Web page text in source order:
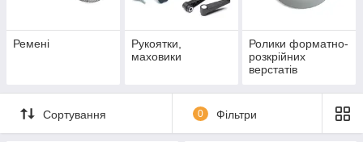
Ремені
Рукоятки,
маховики
Ролики форматно-
розкрійних
верстатів
Сортування 0 Фільтри